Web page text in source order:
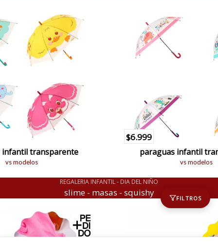
FILTROS
infantil transparente
vs modelos
$6.999
paraguas infantil
vs modelos
REGALERIA INFANTIL - DIA DEL NIÑO
slime - masas - squishy